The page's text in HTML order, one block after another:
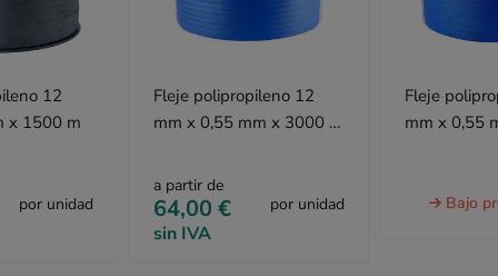
12
x 1500 m
por unidad
Fleje polipropileno 12
mm x 0,55 mm x 3000 m
a partir de
64,00 €
sin IVA
por unidad
Fleje
mm x 0,55
Bajo